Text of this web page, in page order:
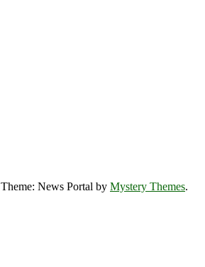
Theme: News Portal by Mystery Themes.